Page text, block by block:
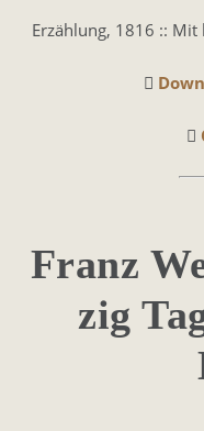
Erzählung, 1816 ::
Franz
zig